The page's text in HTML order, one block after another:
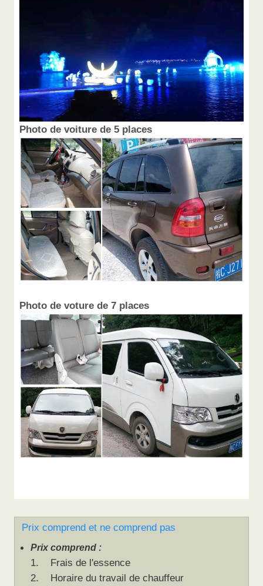
Photo de voiture de 5 places
Photo de voture de 7 places
Prix comprend et ne comprend pas
Prix comprend :
1. Frais de l'essence
2. Horaire du travail de chauffeur